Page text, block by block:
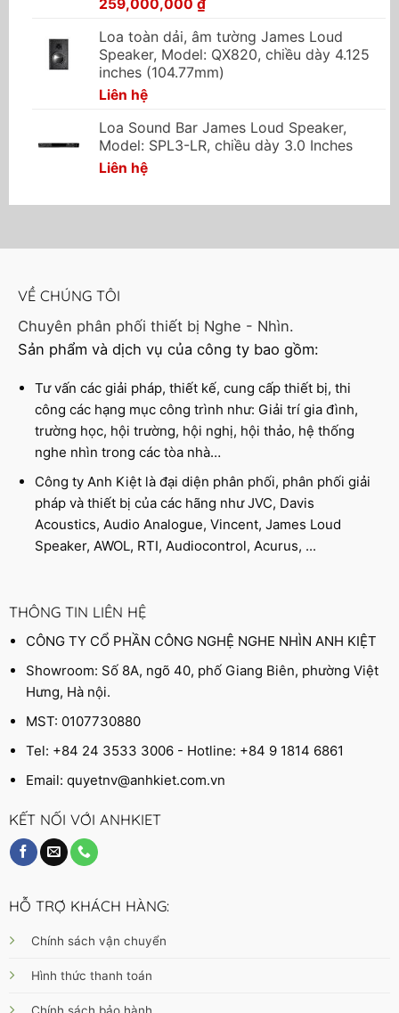
259,000,000 ₫
Loa toàn dải, âm tường James Loud
Speaker, Model: QX820, chiều dày 4.125
inches (104.77mm)
Liên hệ
Loa Sound Bar James Loud Speaker,
Model: SPL3-LR, chiều dày 3.0 Inches
Liên hệ
VỀ CHÚNG TÔI
Chuyên phân phối thiết bị Nghe - Nhìn.
Sản phẩm và dịch vụ của công ty bao gồm:
Tư vấn các giải pháp, thiết kế, cung cấp thiết bị, thi
công các hạng mục công trình như: Giải trí gia đình,
trường học, hội trường, hội nghị, hội thảo, hệ thống
nghe nhìn trong các tòa nhà…
Công ty Anh Kiệt là đại diện phân phối, phân phối giải
pháp và thiết bị của các hãng như JVC, Davis
Acoustics, Audio Analogue, Vincent, James Loud
Speaker, AWOL, RTI, Audiocontrol, Acurus, ...
THÔNG TIN LIÊN HỆ
CÔNG TY CỔ PHẦN CÔNG NGHỆ NGHE NHÌN ANH KIỆT
Showroom: Số 8A, ngõ 40, phố Giang Biên, phường Việt
Hưng, Hà nội.
MST: 0107730880
Tel: +84 24 3533 3006 - Hotline: +84 9 1814 6861
Email:quyetnv@anhkiet.com.vn
KẾT NỐI VỚI ANHKIET
HỖ TRỢ KHÁCH HÀNG:
Chính sách vận chuyển
Hình thức thanh toán